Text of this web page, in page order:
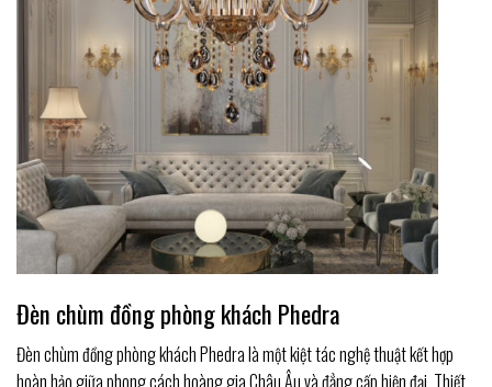
Đèn chùm đồng phòng khách Phedra
Đèn chùm đồng phòng khách Phedra là một kiệt tác nghệ thuật kết hợp
hoàn hảo giữa phong cách hoàng gia Châu Âu và đẳng cấp hiện đại. Thiết